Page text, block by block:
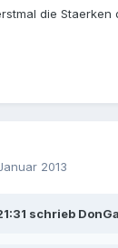
die Staerken
2013
schrieb